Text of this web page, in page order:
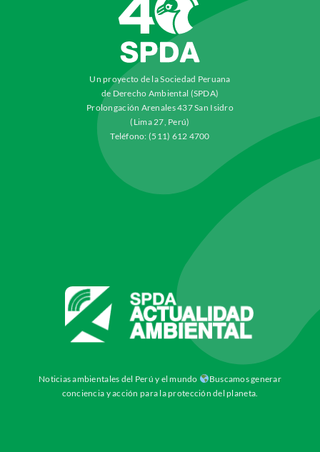
Un proyecto de la Sociedad Peruana
de Derecho Ambiental (SPDA)
Prolongación Arenales 437 San Isidro
(Lima 27, Perú)
Teléfono: (511) 612 4700
Noticias ambientales del Perú y el mundo
Buscamos generar
conciencia y acción para la protección del planeta.